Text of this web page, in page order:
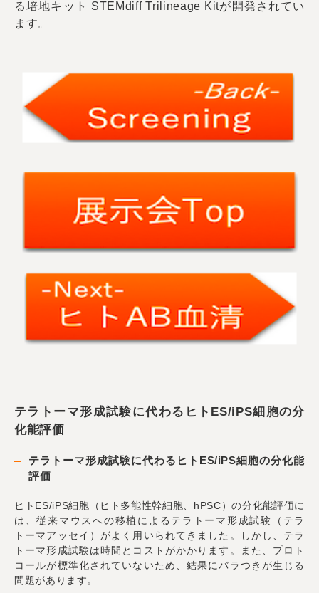
る培地キット STEMdiff Trilineage Kitが開発されてい
ます。
テラトーマ形成試験に代わるヒトES/iPS細胞の分
化能評価
テラトーマ形成試験に代わるヒトES/iPS細胞の分化能
評価
ヒトES/iPS細胞（ヒト多能性幹細胞、hPSC）の分化能評価に
は、従来マウスへの移植によるテラトーマ形成試験（テラ
トーマアッセイ）がよく用いられてきました。しかし、テラ
トーマ形成試験は時間とコストがかかります。また、プロト
コールが標準化されていないため、結果にバラつきが生じる
問題があります。